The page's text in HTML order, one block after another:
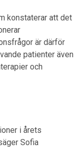
konstaterar att det
är därför
patienter även
och
i årets
Sofia